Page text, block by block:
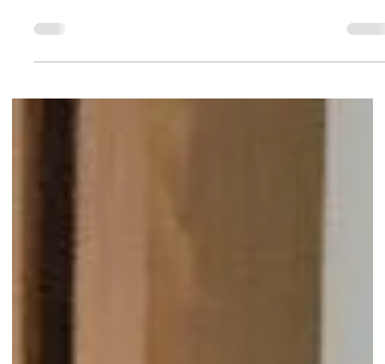
falou está falado então... Como bem disse a
entender...